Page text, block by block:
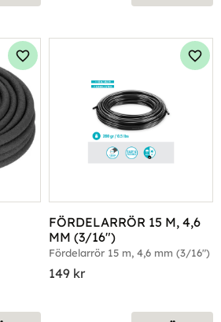
Lägg till i favoriter
FÖRDELARRÖR 15 M, 4,6
MM (3/16")
Fördelarrör 15 m, 4,6 mm (3/16")
149 kr